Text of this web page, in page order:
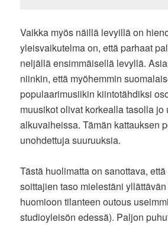
Vaikka myös näillä levyillä on
yleisvaikutelma on, että parhaat
neljällä ensimmäisellä levyllä.
niinkin, että myöhemmin
populaarimusiikin kiintotähdiksi
muusikot olivat korkealla tasolla jo
alkuvaiheissa. Tämän kattauksen
unohdettuja suuruuksia.
Tästä huolimatta on sanottava,
soittajien taso mielestäni
huomioon tilanteen outous
studioyleisön edessä). Paljon